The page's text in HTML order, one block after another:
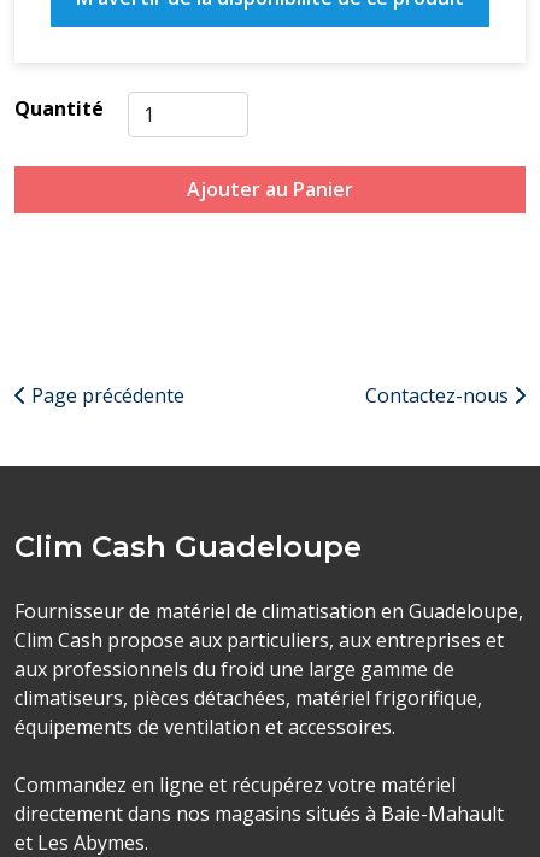
Quantité
Ajouter au Panier
Page précédente Contactez-nous
Clim Cash Guadeloupe
Fournisseur de matériel de climatisation en Guadeloupe,
Clim Cash propose aux particuliers, aux entreprises et
aux professionnels du froid une large gamme de
climatiseurs, pièces détachées, matériel frigorifique,
équipements de ventilation et accessoires.
Commandez en ligne et récupérez votre matériel
directement dans nos magasins situés à Baie-Mahault
et Les Abymes.